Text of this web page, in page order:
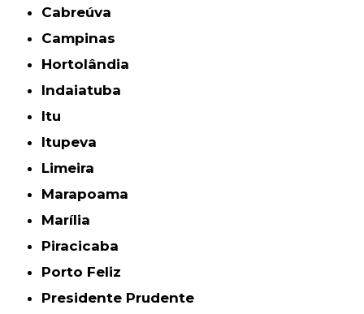
Cabreúva
Campinas
Hortolândia
Indaiatuba
Itu
Itupeva
Limeira
Marapoama
Marília
Piracicaba
Porto Feliz
Presidente Prudente